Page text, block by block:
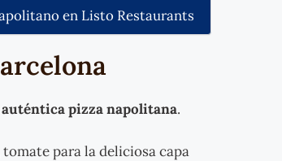
en Listo Restaurants
pizza napolitana.
para la deliciosa capa